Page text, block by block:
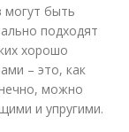
могут быть
подходят
хорошо
– это, как
можно
и упругими.